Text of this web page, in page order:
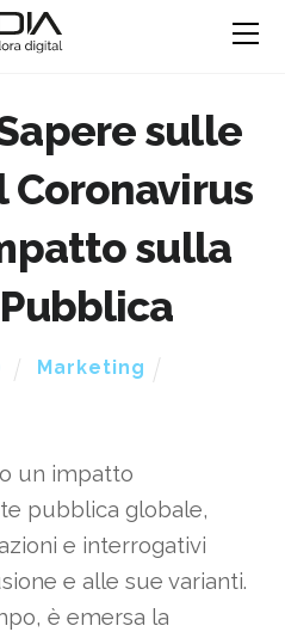
sulle
Coronavirus
sulla
Marketing
un impatto
pubblica globale,
e interrogativi
e alle sue varianti.
è emersa la